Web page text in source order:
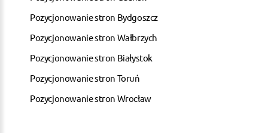
Pozycjonowanie stron Bydgoszcz
Pozycjonowanie stron Wałbrzych
Pozycjonowanie stron Białystok
Pozycjonowanie stron Toruń
Pozycjonowanie stron Wrocław